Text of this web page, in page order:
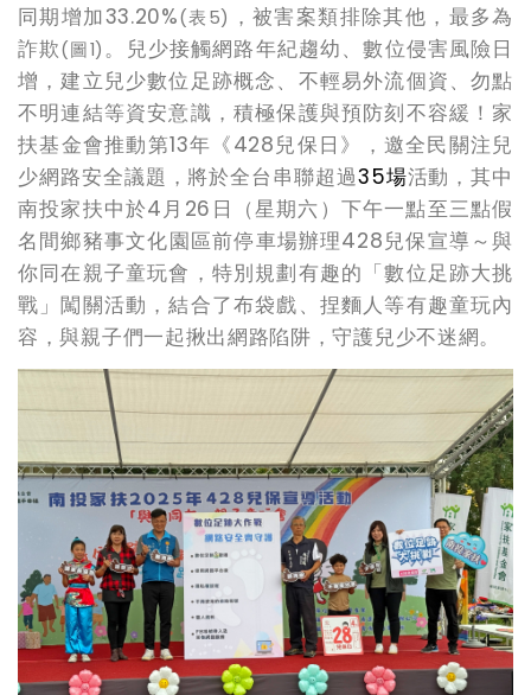
同期增加33.20%(表5) ，被害案類排除其他 ， 最多為
詐欺(圖1) 。兒少接觸網路年紀趨幼、數位侵害風險日
增 ，建立兒少數位足跡概念、不輕易外流個資、勿點
不明連結等資安意識 ， 積極保護與預防刻不容緩！家
扶基金會推動第13年《428兒保日》，邀全民關注兒
少網路安全議題，將於全台串聯超過35場活動，其中
南投家扶中於4月26日（星期六）下午一點至三點假
名間鄉豬事文化園區前停車場辦理428兒保宣導～與
你同在親子童玩會，特別規劃有趣的「數位足跡大挑
戰」闖關活動，結合了布袋戲、捏麵人等有趣童玩內
容，與親子們一起揪出網路陷阱，守護兒少不迷網。